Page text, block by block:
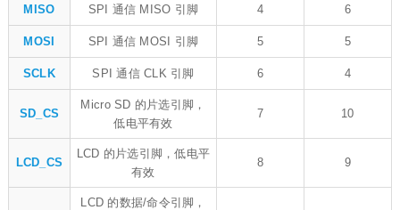
MISO SPI 通信 MISO 引脚 4 6
MOSI SPI 通信 MOSI 引脚 5 5
SCLK SPI 通信 CLK 引脚 6 4
SD_CS
Micro SD 的片选引脚，
低电平有效
7 10
LCD_CS
LCD 的片选引脚，低电平
有效
8 9
LCD 的数据/命令引脚，